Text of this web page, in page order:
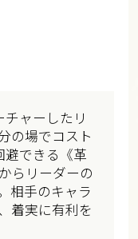
チャーしたリ
の場でコスト
避できる《革
らリーダーの
相手のキャラ
着実に有利を